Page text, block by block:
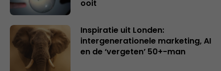
ooit
Inspiratie uit Londen:
intergenerationele marketing, AI
en de ‘vergeten’ 50+-man